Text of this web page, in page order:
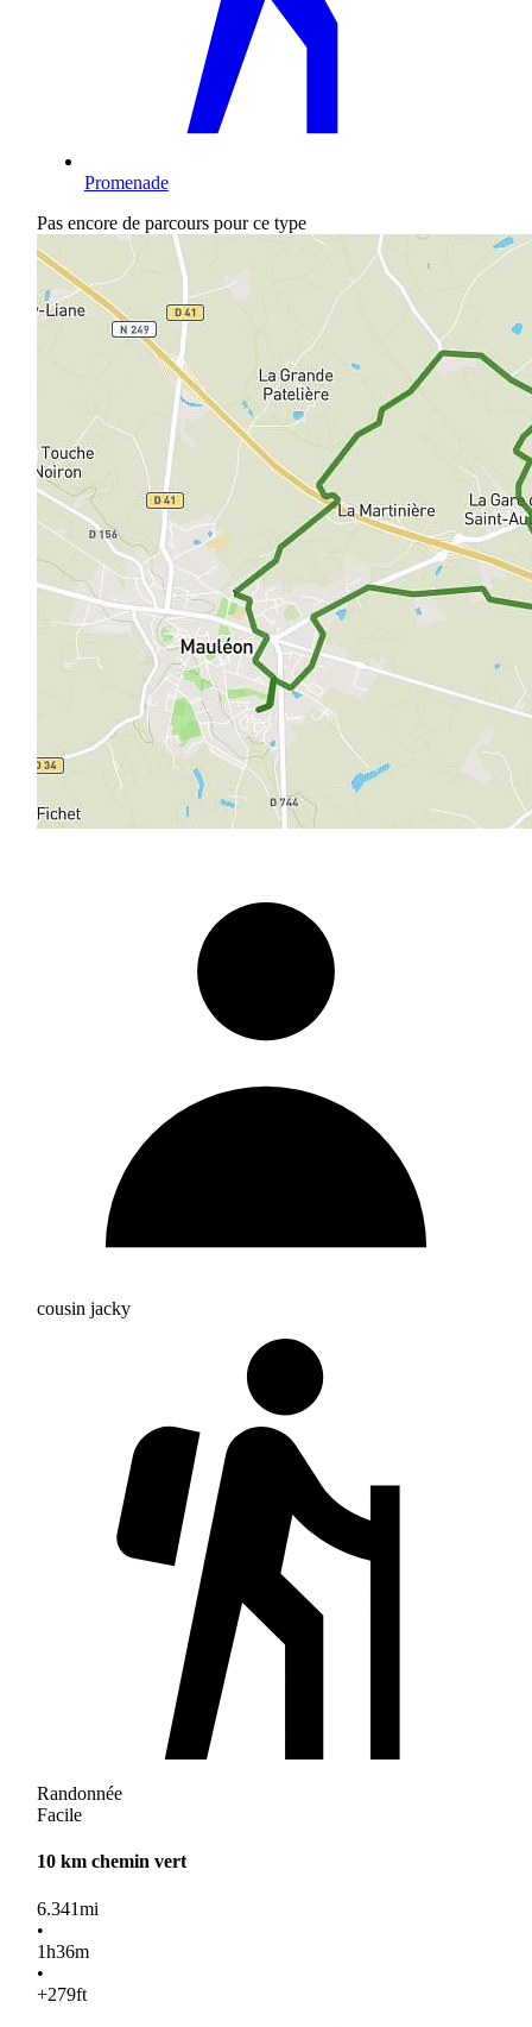
Promenade
Pas encore de parcours pour ce type
cousin jacky
Randonnée
Facile
10 km chemin vert
6.341mi
•
1h36m
•
+279ft